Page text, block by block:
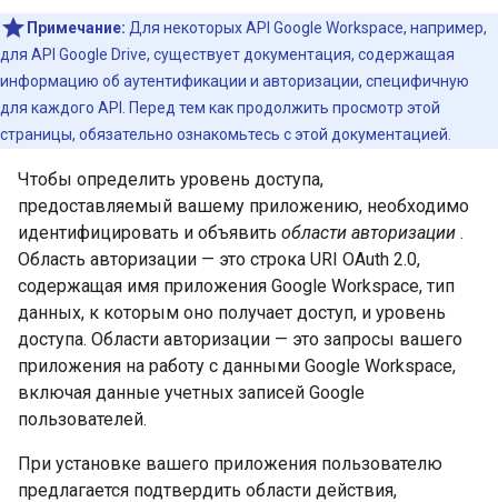
Примечание: Для некоторых API Google Workspace, например,
для API Google Drive, существует документация, содержащая
информацию об аутентификации и авторизации, специфичную
для каждого API. Перед тем как продолжить просмотр этой
страницы, обязательно ознакомьтесь с этой документацией.
Чтобы определить уровень доступа,
предоставляемый вашему приложению, необходимо
идентифицировать и объявить области авторизации .
Область авторизации — это строка URI OAuth 2.0,
содержащая имя приложения Google Workspace, тип
данных, к которым оно получает доступ, и уровень
доступа. Области авторизации — это запросы вашего
приложения на работу с данными Google Workspace,
включая данные учетных записей Google
пользователей.
При установке вашего приложения пользователю
предлагается подтвердить области действия,